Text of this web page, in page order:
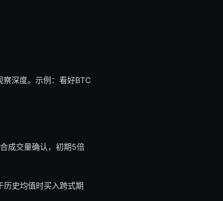
深度。示例：看好BTC
成交量确认，初期5倍
史均值时买入跨式期